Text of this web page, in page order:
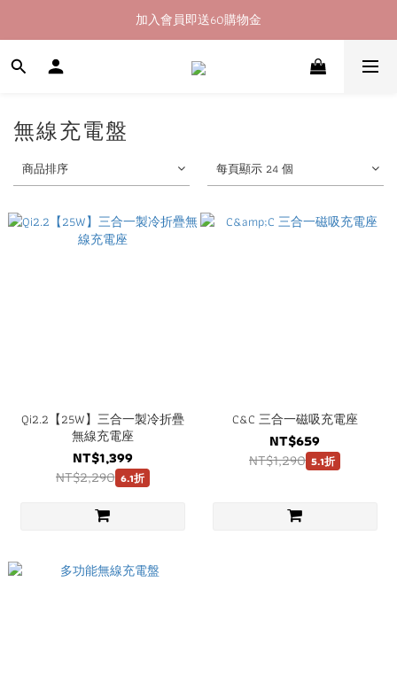
加入會員即送60購物金
加入會員即送60購物金
消費滿400即享超商取貨免運費
無線充電盤
商品排序 每頁顯示 24 個
Qi2.2【25W】三合一製冷折疊
無線充電座
NT$1,399
NT$2,290 6.1折
C&C 三合一磁吸充電座
NT$659
NT$1,290 5.1折